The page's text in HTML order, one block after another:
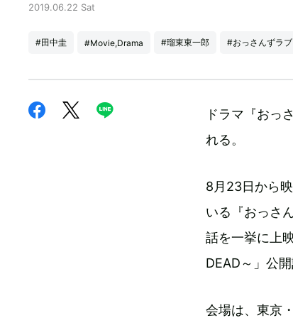
2019.06.22 Sat
#田中圭 #Movie,Drama #瑠東東一郎 #おっさんずラブ
ドラマ『おっ
れる。
8月23日から
いる『おっさ
話を一挙に上
DEAD～」公
会場は、東京